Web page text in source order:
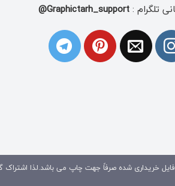
تلگرام :Graphictarh_support@
فایل خریداری شده صرفاً جهت چاپ می باشد.لذا